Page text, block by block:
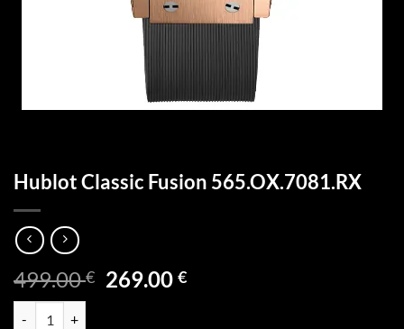
Hublot Classic Fusion 565.OX.7081.RX
499.00€ Ursprünglicher
269.00€Aktueller